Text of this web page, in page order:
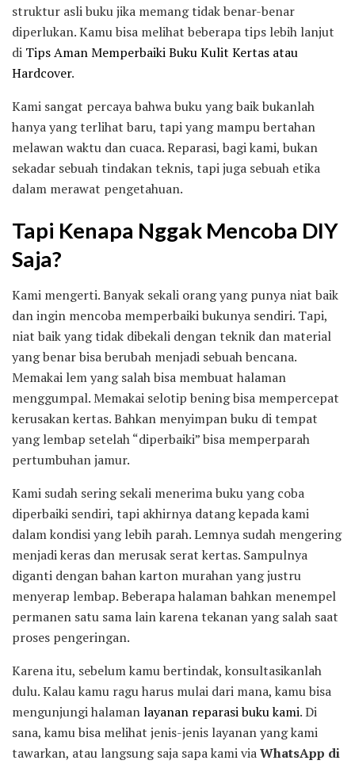
struktur asli buku jika memang tidak benar-benar
diperlukan. Kamu bisa melihat beberapa tips lebih lanjut
di Tips Aman Memperbaiki Buku Kulit Kertas atau
Hardcover.
Kami sangat percaya bahwa buku yang baik bukanlah
hanya yang terlihat baru, tapi yang mampu bertahan
melawan waktu dan cuaca. Reparasi, bagi kami, bukan
sekadar sebuah tindakan teknis, tapi juga sebuah etika
dalam merawat pengetahuan.
Tapi Kenapa Nggak Mencoba DIY
Saja?
Kami mengerti. Banyak sekali orang yang punya niat baik
dan ingin mencoba memperbaiki bukunya sendiri. Tapi,
niat baik yang tidak dibekali dengan teknik dan material
yang benar bisa berubah menjadi sebuah bencana.
Memakai lem yang salah bisa membuat halaman
menggumpal. Memakai selotip bening bisa mempercepat
kerusakan kertas. Bahkan menyimpan buku di tempat
yang lembap setelah “diperbaiki” bisa memperparah
pertumbuhan jamur.
Kami sudah sering sekali menerima buku yang coba
diperbaiki sendiri, tapi akhirnya datang kepada kami
dalam kondisi yang lebih parah. Lemnya sudah mengering
menjadi keras dan merusak serat kertas. Sampulnya
diganti dengan bahan karton murahan yang justru
menyerap lembap. Beberapa halaman bahkan menempel
permanen satu sama lain karena tekanan yang salah saat
proses pengeringan.
Karena itu, sebelum kamu bertindak, konsultasikanlah
dulu. Kalau kamu ragu harus mulai dari mana, kamu bisa
mengunjungi halamanlayanan reparasi buku kami. Di
sana, kamu bisa melihat jenis-jenis layanan yang kami
tawarkan, atau langsung saja sapa kami viaWhatsApp di